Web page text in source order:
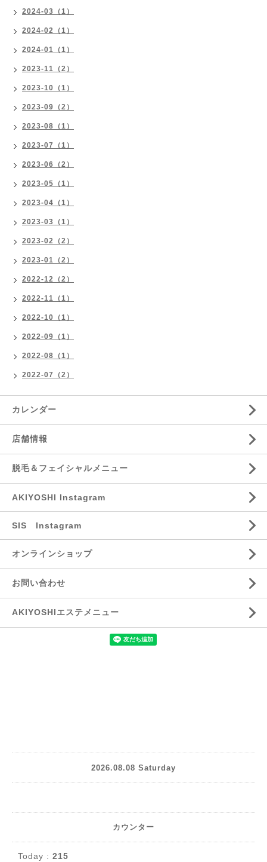
2024-03（1）
2024-02（1）
2024-01（1）
2023-11（2）
2023-10（1）
2023-09（2）
2023-08（1）
2023-07（1）
2023-06（2）
2023-05（1）
2023-04（1）
2023-03（1）
2023-02（2）
2023-01（2）
2022-12（2）
2022-11（1）
2022-10（1）
2022-09（1）
2022-08（1）
2022-07（2）
カレンダー
店舗情報
脱毛＆フェイシャルメニュー
AKIYOSHI Instagram
SIS Instagram
オンラインショップ
お問い合わせ
AKIYOSHIエステメニュー
2026.08.08 Saturday
カウンター
Today : 215